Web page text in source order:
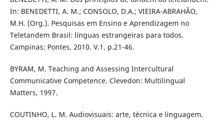
In: BENEDETTI, A. M.; CONSOLO, D.A.; VIEIRA-ABRAHÃO,
M.H. (Org.). Pesquisas em Ensino e Aprendizagem no
Teletandem Brasil: línguas estrangeiras para todos.
Campinas: Pontes, 2010. V.1, p.21-46.
BYRAM, M. Teaching and Assessing Intercultural
Communicative Competence. Clevedon: Multilingual
Matters, 1997.
COUTINHO, L. M. Audiovisuais: arte, técnica e linguagem.